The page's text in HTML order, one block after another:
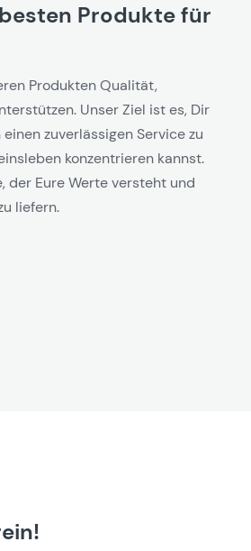
Produkte für
Produkten Qualität,
Unser Ziel ist es, Dir
zuverlässigen Service zu
konzentrieren kannst.
der Eure Werte versteht und
liefern.